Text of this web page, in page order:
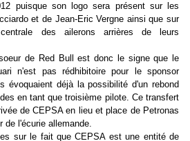
puisque son logo sera présent sur les
et de Jean-Eric Vergne ainsi que sur
des ailerons arrières de leurs
de Red Bull est donc le signe que le
n'est pas rédhibitoire pour le sponsor
évoquaient déjà la possibilité d'un rebond
en tant que troisième pilote. Ce transfert
de CEPSA en lieu et place de Petronas
de l'écurie allemande.
sur le fait que CEPSA est une entité de